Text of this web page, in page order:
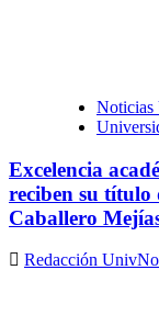
Noticias
Excelencia
reciben su título
Caballero
Redacción